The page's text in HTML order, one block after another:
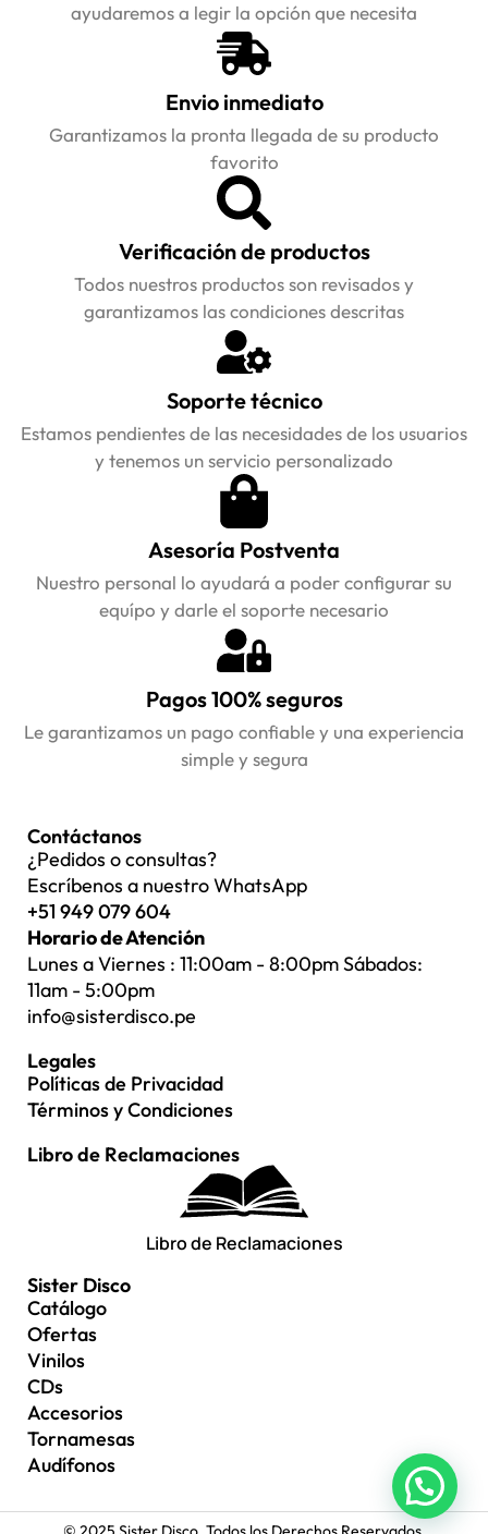
ayudaremos a legir la opción que necesita
Envio inmediato
Garantizamos la pronta llegada de su producto
favorito
Verificación de productos
Todos nuestros productos son revisados y
garantizamos las condiciones descritas
Soporte técnico
Estamos pendientes de las necesidades de los usuarios
y tenemos un servicio personalizado
Asesoría Postventa
Nuestro personal lo ayudará a poder configurar su
equípo y darle el soporte necesario
Pagos 100% seguros
Le garantizamos un pago confiable y una experiencia
simple y segura
Contáctanos
¿Pedidos o consultas?
Escríbenos a nuestro WhatsApp
+51 949 079 604
Horario de Atención
Lunes a Viernes : 11:00am - 8:00pm Sábados:
11am - 5:00pm
info@sisterdisco.pe
Legales
Políticas de Privacidad
Términos y Condiciones
Libro de Reclamaciones
Libro de Reclamaciones
Sister Disco
Catálogo
Ofertas
Vinilos
CDs
Accesorios
Tornamesas
Audífonos